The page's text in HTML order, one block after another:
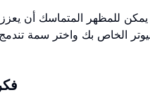
للمظهر المتماسك أن يعزز
الخاص بك واختر سمة